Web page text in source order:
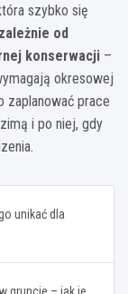
szybko się
od
konserwacji –
okresowej
zaplanować prace
i po niej, gdy
unikać dla
gruncie – jak je